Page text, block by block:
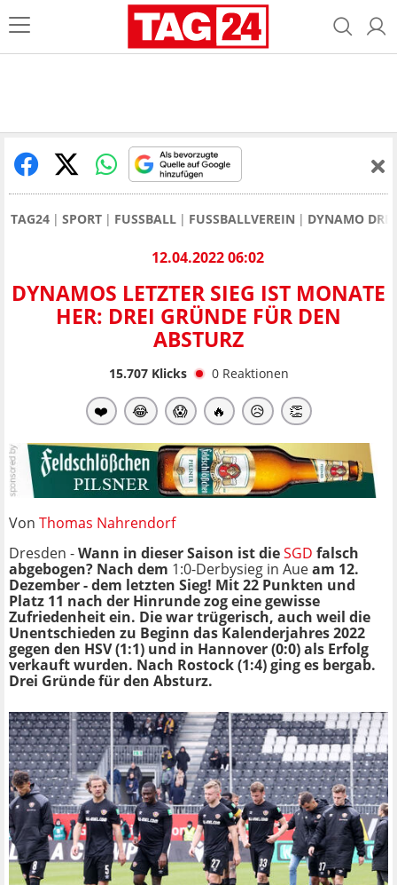
TAG24 SPORT FUSSBALL FUSSBALLVEREIN DYNAMO
12.04.2022 06:02
DYNAMOS LETZTER SIEG IST MONATE
HER: DREI GRÜNDE FÜR DEN
ABSTURZ
15.707Klicks 0 Reaktionen
❤️ 😂 😱 🔥 😥 👏
Von Thomas Nahrendorf
Dresden -Wann in dieser Saison ist dieSGD falsch
abgebogen? Nach dem 1:0-Derbysieg in Aueam 12.
Dezember - dem letzten Sieg! Mit 22 Punkten und
Platz 11 nach der Hinrunde zog eine gewisse
Zufriedenheit ein. Die war trügerisch, auch weil die
Unentschieden zu Beginn das Kalenderjahres 2022
gegen den HSV (1:1) und in Hannover (0:0) als Erfolg
verkauft wurden. Nach Rostock (1:4) ging es bergab.
Drei Gründe für den Absturz.